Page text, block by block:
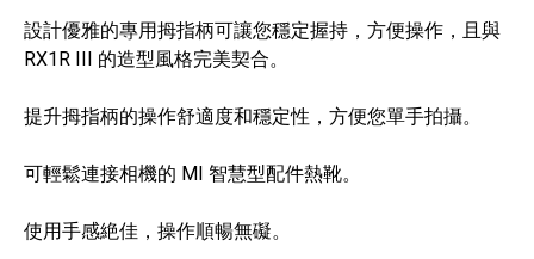
設計優雅的專用拇指柄可讓您穩定握持，方便操作，且與
RX1R III 的造型風格完美契合。
提升拇指柄的操作舒適度和穩定性，方便您單手拍攝。
可輕鬆連接相機的 MI 智慧型配件熱靴。
使用手感絶佳，操作順暢無礙。